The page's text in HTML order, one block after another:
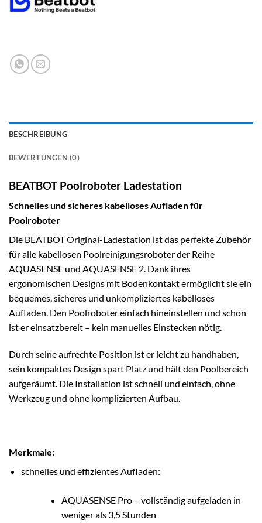
BESCHREIBUNG
BEWERTUNGEN (0)
BEATBOT Poolroboter Ladestation
Schnelles und sicheres kabelloses Aufladen für
Poolroboter
Die BEATBOT Original-Ladestation ist das perfekte Zubehör
für alle kabellosen Poolreinigungsroboter der Reihe
AQUASENSE und AQUASENSE 2. Dank ihres
ergonomischen Designs mit Bodenkontakt ermöglicht sie ein
bequemes, sicheres und unkompliziertes kabelloses
Aufladen. Den Poolroboter einfach hineinstellen und schon
ist er einsatzbereit – kein manuelles Einstecken nötig.
Durch seine aufrechte Position ist er leicht zu handhaben,
sein kompaktes Design spart Platz und hältden Poolbereich
aufgeräumt. Die Installation ist schnell und einfach, ohne
Werkzeug und ohne komplizierten Aufbau.
Merkmale:
schnelles und effizientes Aufladen:
AQUASENSE Pro – vollständig aufgeladen in
weniger als 3,5 Stunden